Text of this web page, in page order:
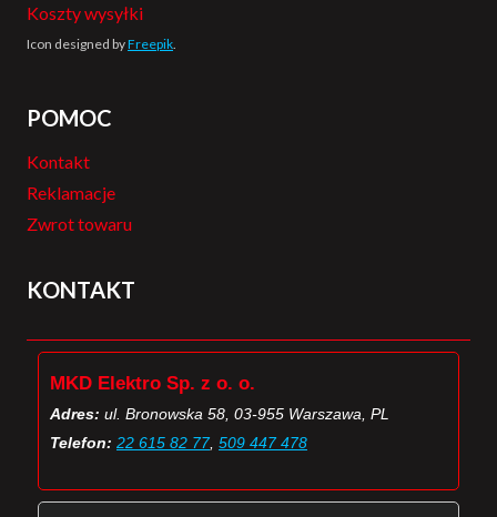
Koszty wysyłki
Icon designed byFreepik.
POMOC
Kontakt
Reklamacje
Zwrot towaru
KONTAKT
MKD Elektro Sp. z o. o.
Adres: ul. Bronowska 58, 03-955 Warszawa, PL
Telefon: 22 615 82 77, 509 447 478